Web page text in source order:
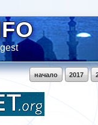
2017
начало